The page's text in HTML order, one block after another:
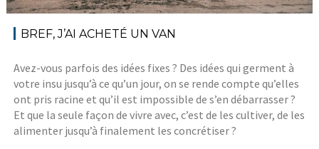
BREF, J’AI ACHETÉ UN VAN
Avez-vous parfois des idées fixes ? Des idées qui germent à
votre insu jusqu’à ce qu’un jour, on se rende compte qu’elles
ont pris racine et qu’il est impossible de s’en débarrasser ?
Et que la seule façon de vivre avec, c’est de les cultiver, de les
alimenter jusqu’à finalement les concrétiser ?